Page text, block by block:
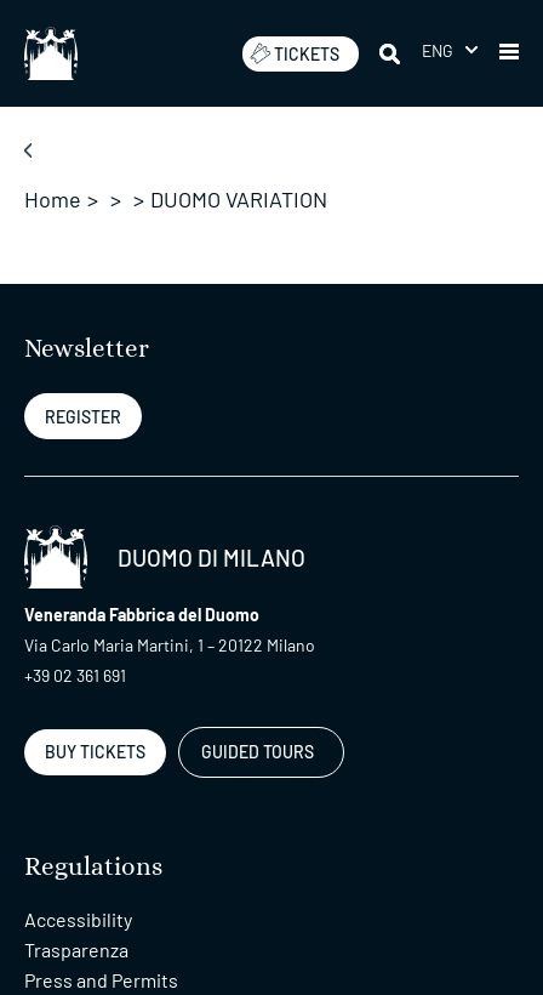
content
TICKETS ENG
Home > > > DUOMO VARIATION
Newsletter
REGISTER
DUOMO DI MILANO
Veneranda Fabbrica del Duomo
Via Carlo Maria Martini, 1 – 20122 Milano
+39 02 361 691
BUY TICKETS GUIDED TOURS
Regulations
Accessibility
Trasparenza
Press and Permits